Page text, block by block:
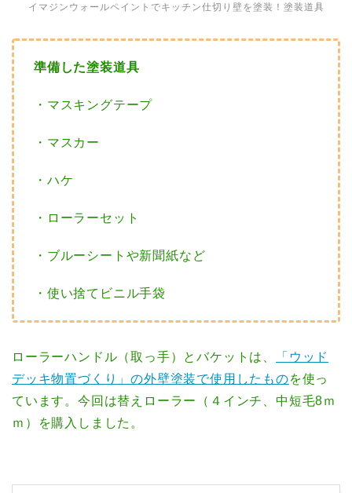
イマジンウォールペイントでキッチン仕切り壁を塗装！塗装道具
準備した塗装道具
・マスキングテープ
・マスカー
・ハケ
・ローラーセット
・ブルーシートや新聞紙など
・使い捨てビニル手袋
ローラーハンドル（取っ手）とバケットは、
「ウッド
デッキ物置づくり」の外壁塗装で使用したものを使っ
ています。今回は替えローラー（４インチ、中短毛8ｍ
ｍ）を購入しました。